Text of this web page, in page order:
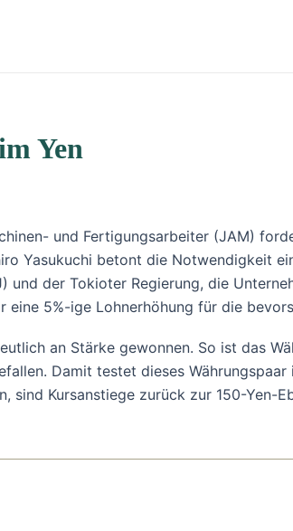
Yen
und Fertigungsarbeiter (JAM)
Yasukuchi betont die Notwendigkeit
der Tokioter Regierung, die
5%-ige Lohnerhöhung für die
an Stärke gewonnen. So ist das
Damit testet dieses
Kursanstiege zurück zur 150-Yen-